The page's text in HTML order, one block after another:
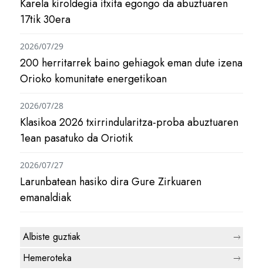
Karela kiroldegia itxita egongo da abuztuaren
17tik 30era
200 herritarrek baino gehiagok eman dute izena
Orioko komunitate energetikoan
2026/07/29
Klasikoa 2026 txirrindularitza-proba abuztuaren
1ean pasatuko da Oriotik
2026/07/28
Larunbatean hasiko dira Gure Zirkuaren
emanaldiak
2026/07/27
Albiste guztiak
Hemeroteka